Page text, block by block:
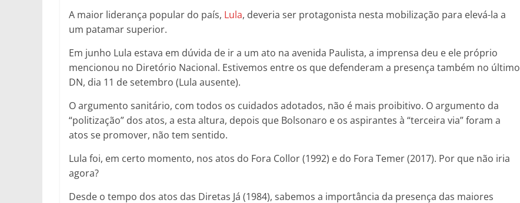
A maior liderança popular do país, Lula, deveria ser protagonista nesta mobilização para elevá-la a
um patamar superior.
Em junho Lula estava em dúvida de ir a um ato na avenida Paulista, a imprensa deu e ele próprio
mencionou no Diretório Nacional. Estivemos entre os que defenderam a presença também no último
DN, dia 11 de setembro (Lula ausente).
O argumento sanitário, com todos os cuidados adotados, não é mais proibitivo. O argumento da
“politização” dos atos, a esta altura, depois que Bolsonaro e os aspirantes à “terceira via” foram a
atos se promover, não tem sentido.
Lula foi, em certo momento, nos atos do Fora Collor (1992) e do Fora Temer (2017). Por que não iria
agora?
Desde o tempo dos atos das Diretas Já (1984), sabemos a importância da presença das maiores